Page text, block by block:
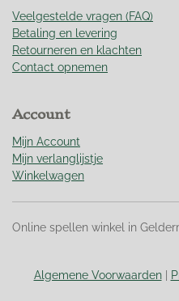
9
1
s
t
r
e
n
Veelgestelde vragen (FAQ)
Betaling en levering
Retourneren en klachten
Contact opnemen
Account
Mijn Account
Mijn verlanglijstje
Winkelwagen
Online spellen winkel in
Algemene Voorwaarden|